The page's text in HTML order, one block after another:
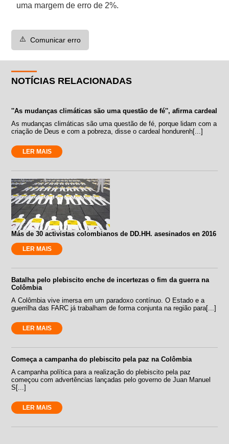
uma margem de erro de 2%.
⚠️ Comunicar erro
NOTÍCIAS RELACIONADAS
''As mudanças climáticas são uma questão de fé'', afirma cardeal
As mudanças climáticas são uma questão de fé, porque lidam com a
criação de Deus e com a pobreza, disse o cardeal hondurenh[...]
LER MAIS
Más de 30 activistas colombianos de DD.HH. asesinados en 2016
LER MAIS
Batalha pelo plebiscito enche de incertezas o fim da guerra na
Colômbia
A Colômbia vive imersa em um paradoxo contínuo. O Estado e a
guerrilha das FARC já trabalham de forma conjunta na região para[...]
LER MAIS
Começa a campanha do plebiscito pela paz na Colômbia
A campanha política para a realização do plebiscito pela paz
começou com advertências lançadas pelo governo de Juan Manuel
S[...]
LER MAIS